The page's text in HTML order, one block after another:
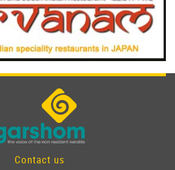
Contact us